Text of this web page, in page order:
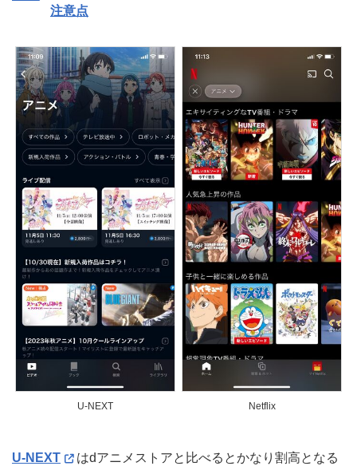
注意点
U-NEXT Netflix
U-NEXT
はdアニメストアと比べるとかなり割高となる